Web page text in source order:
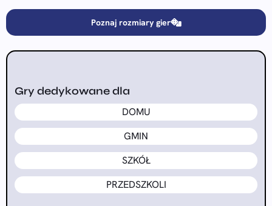
Poznaj rozmiary gier
Gry dedykowane dla
DOMU
GMIN
SZKÓŁ
PRZEDSZKOLI